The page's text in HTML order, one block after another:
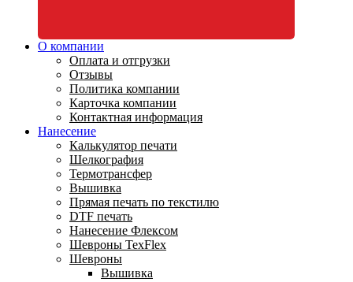
О компании
Оплата и отгрузки
Отзывы
Политика компании
Карточка компании
Контактная информация
Нанесение
Калькулятор печати
Шелкография
Термотрансфер
Вышивка
Прямая печать по текстилю
DTF печать
Нанесение Флексом
Шевроны TexFlex
Шевроны
Вышивка